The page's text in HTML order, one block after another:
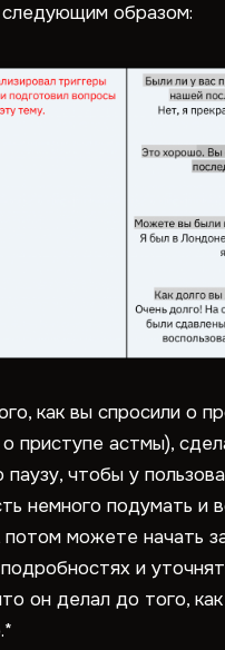
следующим образом:
как вы спросили о
приступе астмы),
чтобы у
немного подумать и
можете начать
и
он делал до того,